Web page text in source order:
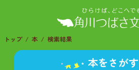
トップ 本 検索結果
本をさがす